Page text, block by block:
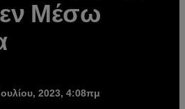
εν Μέσω
2023, 4:08πμ